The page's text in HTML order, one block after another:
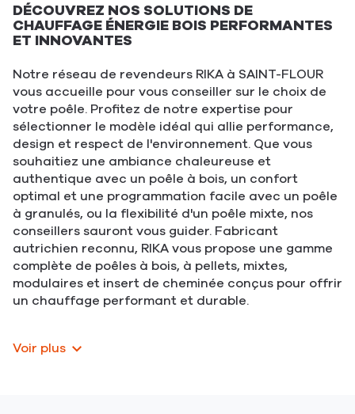
DÉCOUVREZ NOS SOLUTIONS DE
CHAUFFAGE ÉNERGIE BOIS PERFORMANTES
ET INNOVANTES
Notre réseau de revendeurs RIKA à SAINT-FLOUR
vous accueille pour vous conseiller sur le choix de
votre poêle. Profitez de notre expertise pour
sélectionner le modèle idéal qui allie performance,
design et respect de l'environnement. Que vous
souhaitiez une ambiance chaleureuse et
authentique avec un poêle à bois, un confort
optimal et une programmation facile avec un poêle
à granulés, ou la flexibilité d'un poêle mixte, nos
conseillers sauront vous guider. Fabricant
autrichien reconnu, RIKA vous propose une gamme
complète de poêles à bois, à pellets, mixtes,
modulaires et insert de cheminée conçus pour offrir
un chauffage performant et durable.
Voir plus